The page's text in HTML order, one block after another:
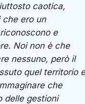
caotica,
che ero un
e
Noi non è che
nessuno, però il
quel territorio e
che
delle gestioni